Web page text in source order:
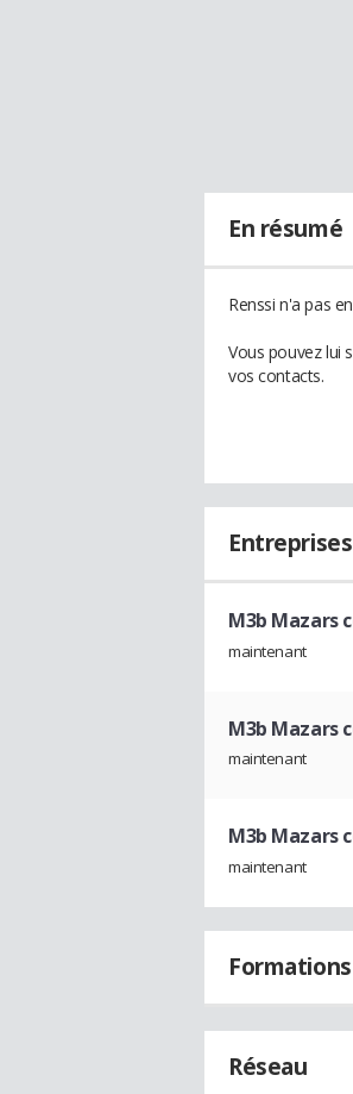
En résumé
Renssi n'a pas
Vous pouvez lui
vos contacts.
Entreprises
M3b Mazars
maintenant
M3b Mazars
maintenant
M3b Mazars
maintenant
Formations
Réseau